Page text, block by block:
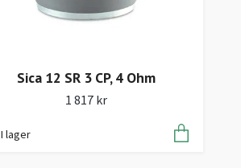
Sica 12 SR 3 CP, 4 Ohm
1 817 kr
I lager